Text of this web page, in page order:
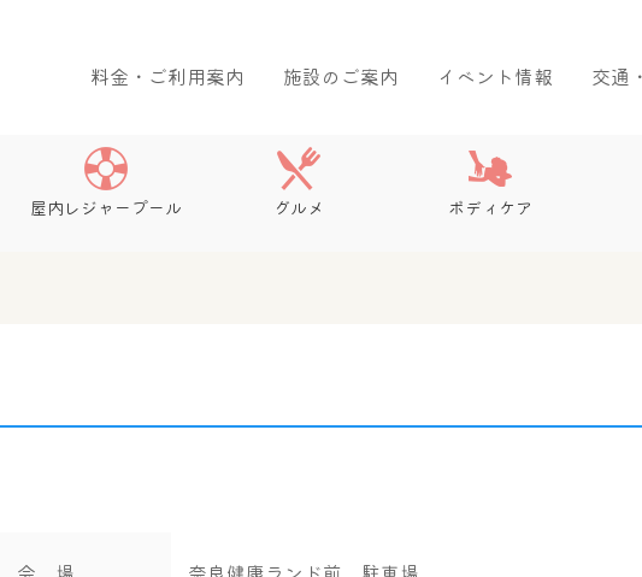
料金・ご利用案内 施設のご案内 イベント情報 交通
屋内レジャープール グルメ ボディケア